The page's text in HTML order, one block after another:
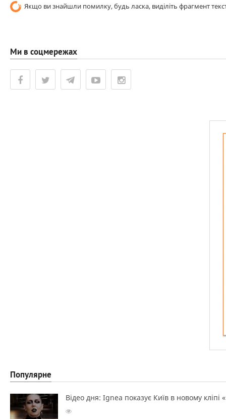
Якщо ви знайшли помилку, будь ласка, виділіть фрагмент
Ми в соцмережах
Популярне
Відео дня: Ignea показує Київ в новому кліпі